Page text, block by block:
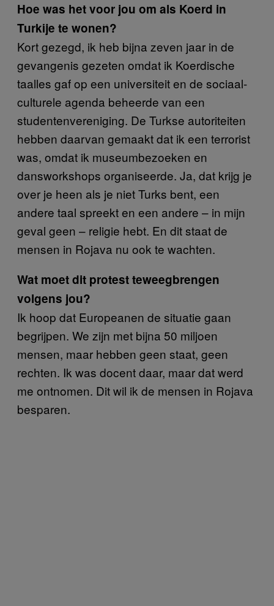
Hoe was het voor jou om als Koerd in
Turkije te wonen?
Kort gezegd, ik heb bijna zeven jaar in de
gevangenis gezeten omdat ik Koerdische
taalles gaf op een universiteit en de sociaal-
culturele agenda beheerde van een
studentenvereniging. De Turkse autoriteiten
hebben daarvan gemaakt dat ik een terrorist
was, omdat ik museumbezoeken en
dansworkshops organiseerde. Ja, dat krijg je
over je heen als je niet Turks bent, een
andere taal spreekt en een andere – in mijn
geval geen – religie hebt. En dit staat de
mensen in Rojava nu ook te wachten.
Wat moet dit protest teweegbrengen
volgens jou?
Ik hoop dat Europeanen de situatie gaan
begrijpen. We zijn met bijna 50 miljoen
mensen, maar hebben geen staat, geen
rechten. Ik was docent daar, maar dat werd
me ontnomen. Dit wil ik de mensen in Rojava
besparen.